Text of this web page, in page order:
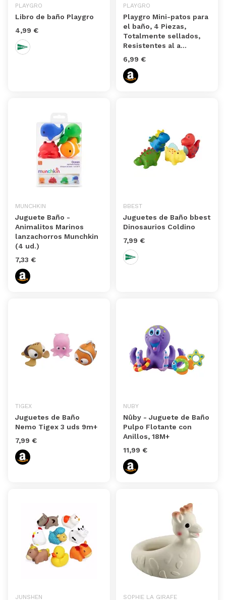
PLAYGRO
Libro de baño Playgro
4,99 €
PLAYGRO
Playgro Mini-patos para
el baño, 4 Piezas,
Totalmente sellados,
Resistentes al a...
6,99 €
MUNCHKIN
Juguete Baño -
Animalitos Marinos
lanzachorros Munchkin
(4 ud.)
7,33 €
BBEST
Juguetes de Baño bbest
Dinosaurios Coldino
7,99 €
TIGEX
Juguetes de Baño
Nemo Tigex 3 uds 9m+
7,99 €
NUBY
Nûby - Juguete de Baño
Pulpo Flotante con
Anillos, 18M+
11,99 €
JUNSHEN SOPHIE LA GIRAFE